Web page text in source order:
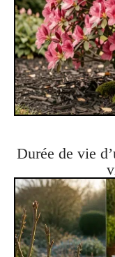
Durée de vie